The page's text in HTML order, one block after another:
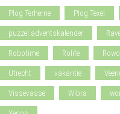
Plog Terherne Plog Texel
puzzel adventskalender
Robotime Rolife
Utrecht vakantie
Vissevasse Wibra